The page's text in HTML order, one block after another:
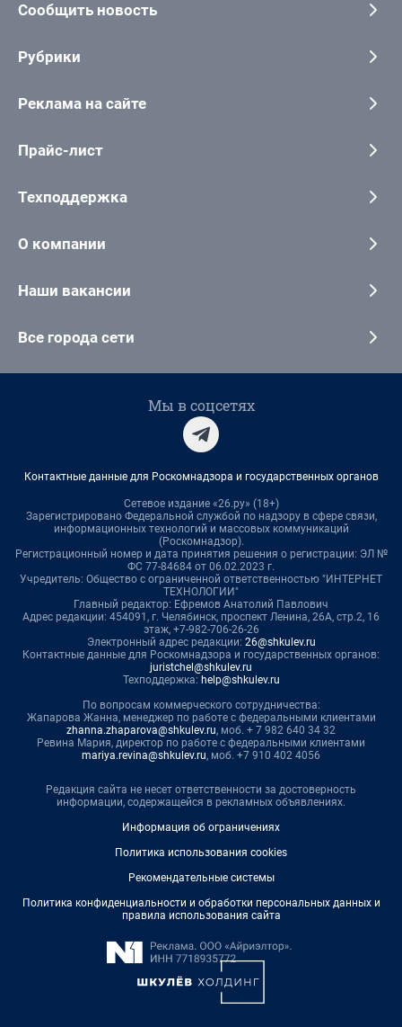
Сообщить новость
Рубрики
Реклама на сайте
Прайс-лист
Техподдержка
О компании
Наши вакансии
Все города сети
Мы в соцсетях
Контактные данные для Роскомнадзора и государственных органов
Сетевое издание «26.ру» (18+)
Зарегистрировано Федеральной службой по надзору в сфере связи,
информационных технологий и массовых коммуникаций
(Роскомнадзор).
Регистрационный номер и дата принятия решения о регистрации: ЭЛ №
ФС 77-84684 от 06.02.2023 г.
Учредитель: Общество с ограниченной ответственностью "ИНТЕРНЕТ
ТЕХНОЛОГИИ"
Главный редактор: Ефремов Анатолий Павлович
Адрес редакции: 454091, г. Челябинск, проспект Ленина, 26А, стр.2, 16
этаж, +7-982-706-26-26
Электронный адрес редакции: 26@shkulev.ru
Контактные данные для Роскомнадзора и государственных органов:
juristchel@shkulev.ru
Техподдержка: help@shkulev.ru
По вопросам коммерческого сотрудничества:
Жапарова Жанна, менеджер по работе с федеральными клиентами
zhanna.zhaparova@shkulev.ru, моб. + 7 982 640 34 32
Ревина Мария, директор по работе с федеральными клиентами
mariya.revina@shkulev.ru, моб. +7 910 402 4056
Редакция сайта не несет ответственности за достоверность
информации, содержащейся в рекламных объявлениях.
Информация об ограничениях
Политика использования cookies
Рекомендательные системы
Политика конфиденциальности и обработки персональных данных и
правила использования сайта